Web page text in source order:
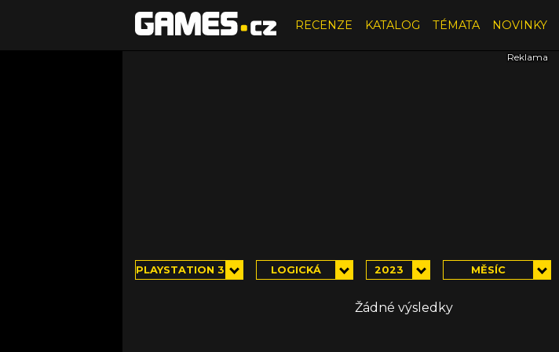
RECENZE KATALOG TÉMATA NOVINKY
PLAYSTATION 3 LOGICKÁ 2023 MĚSÍC
Žádné výsledky